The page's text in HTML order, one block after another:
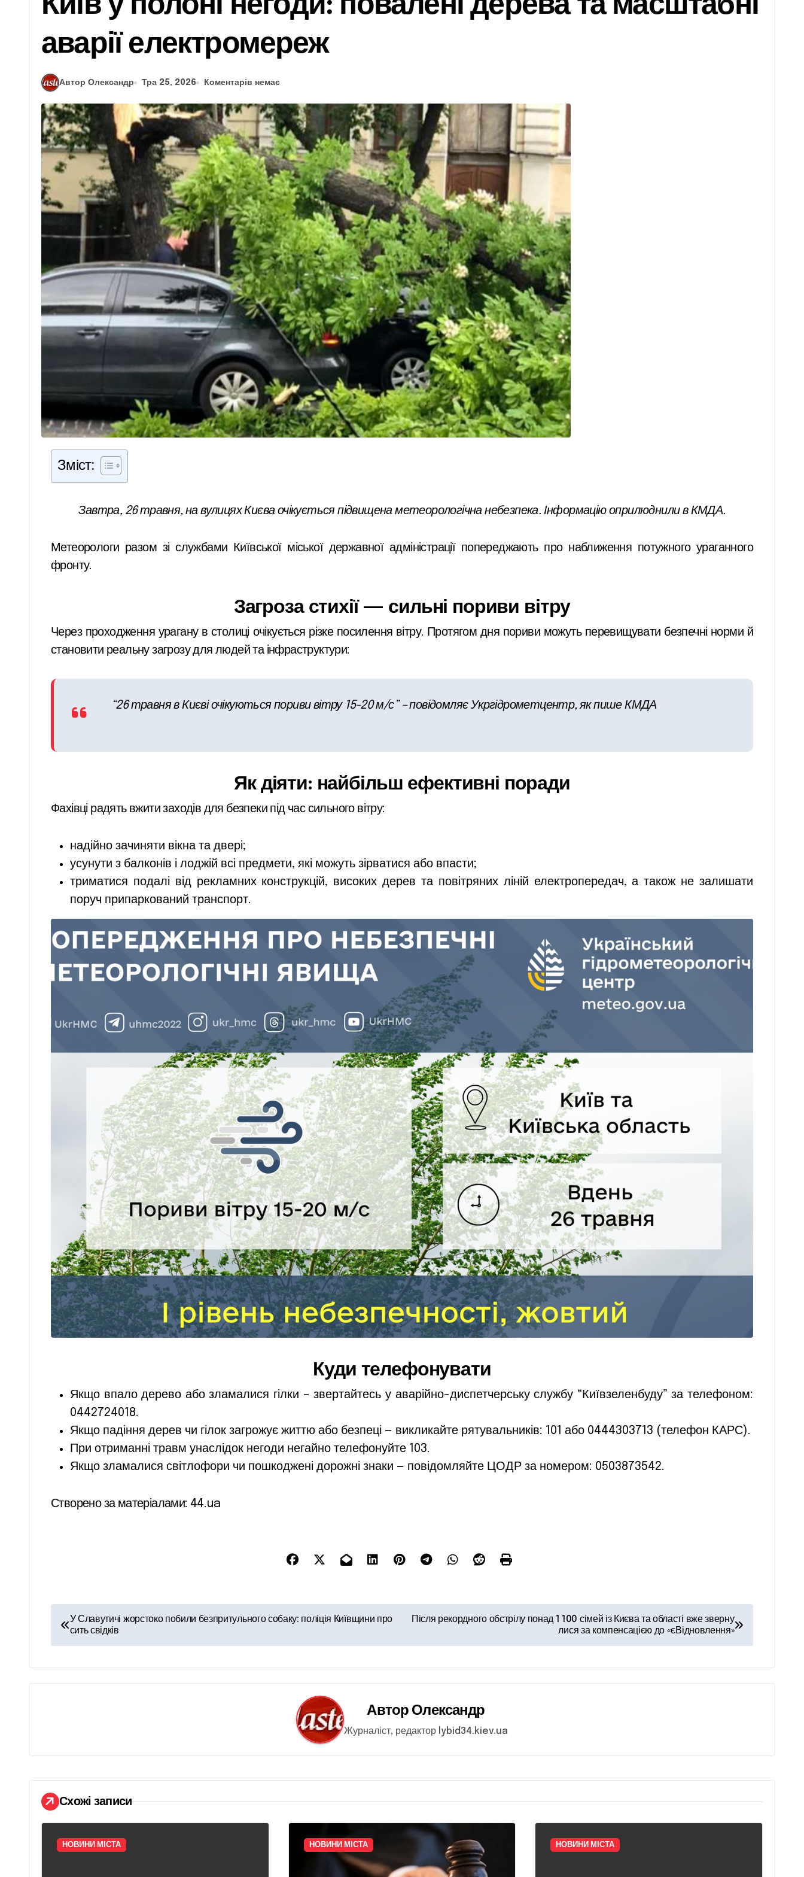
аварії електромереж
Автор Олександр Тра 25, 2026 Коментарів немає
Зміст:
Завтра, 26 травня, на вулицях Києва очікується підвищена метеорологічна небезпека. Інформацію оприлюднили в КМДА.
Метеорологи разом зі службами Київської міської державної адміністрації попереджають про наближення потужного ураганного
фронту.
Загроза стихії — сильні пориви вітру
Через проходження урагану в столиці очікується різке посилення вітру. Протягом дня пориви можуть перевищувати безпечні норми й
становити реальну загрозу для людей та інфраструктури:
“26 травня в Києві очікуються пориви вітру 15-20 м/с” – повідомляє Укргідрометцентр, як пише КМДА
Як діяти: найбільш ефективні поради
Фахівці радять вжити заходів для безпеки під час сильного вітру:
надійно зачиняти вікна та двері;
усунути з балконів і лоджій всі предмети, які можуть зірватися або впасти;
триматися подалі від рекламних конструкцій, високих дерев та повітряних ліній електропередач, а також не залишати
поруч припаркований транспорт.
Куди телефонувати
Якщо впало дерево або зламалися гілки – звертайтесь у аварійно-диспетчерську службу “Київзеленбуду” за телефоном:
0442724018.
Якщо падіння дерев чи гілок загрожує життю або безпеці — викликайте рятувальників: 101 або 0444303713 (телефон КАРС).
При отриманні травм унаслідок негоди негайно телефонуйте 103.
Якщо зламалися світлофори чи пошкоджені дорожні знаки — повідомляйте ЦОДР за номером: 0503873542.
Створено за матеріалами: 44.ua
а
в
і
ц
і
я
з
У Славутичі жорстоко побили безпритульного собаку: поліція Київщини про
сить свідків
Після рекордного обстрілу понад 1 100 сімей із Києва та області вже зверну
лися за компенсацією до «єВідновлення»
Автор Олександр
Журналіст, редактор lybid34.kiev.ua
Схожі записи
НОВИНИ МІСТА НОВИНИ МІСТА НОВИНИ МІСТА